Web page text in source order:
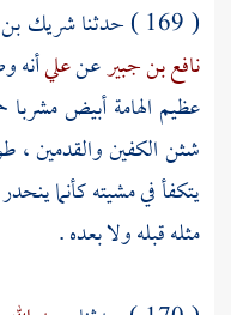
( 169 ) حدثنا
شريك بن
نافع بن جبيرعنعليأنه
عظيم الهامة أبيض
شثن الكفين والقدمين ،
يتكفأ في مشيته كأنما
مثله قبله ولا بعده .